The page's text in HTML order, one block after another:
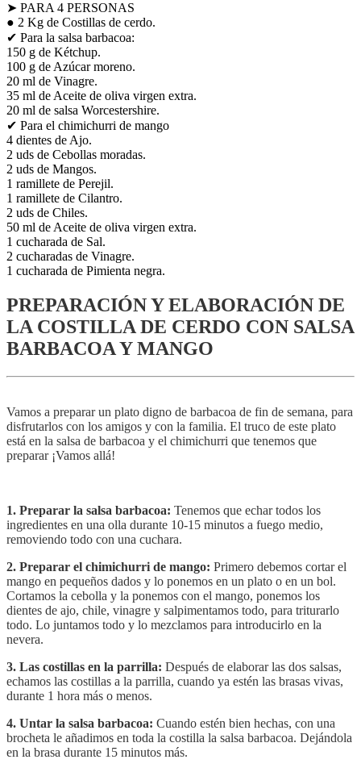
➤ PARA 4 PERSONAS
● 2 Kg de Costillas de cerdo.
✔ Para la salsa barbacoa:
150 g de Kétchup.
100 g de Azúcar moreno.
20 ml de Vinagre.
35 ml de Aceite de oliva virgen extra.
20 ml de salsa Worcestershire.
✔ Para el chimichurri de mango
4 dientes de Ajo.
2 uds de Cebollas moradas.
2 uds de Mangos.
1 ramillete de Perejil.
1 ramillete de Cilantro.
2 uds de Chiles.
50 ml de Aceite de oliva virgen extra.
1 cucharada de Sal.
2 cucharadas de Vinagre.
1 cucharada de Pimienta negra.
PREPARACIÓN Y ELABORACIÓN DE
LA COSTILLA DE CERDO CON SALSA
BARBACOA Y MANGO
Vamos a preparar un plato digno de barbacoa de fin de semana, para
disfrutarlos con los amigos y con la familia. El truco de este plato
está en la salsa de barbacoa y el chimichurri que tenemos que
preparar ¡Vamos allá!
1. Preparar la salsa barbacoa: Tenemos que echar todos los
ingredientes en una olla durante 10-15 minutos a fuego medio,
removiendo todo con una cuchara.
2. Preparar el chimichurri de mango: Primero debemos cortar el
mango en pequeños dados y lo ponemos en un plato o en un bol.
Cortamos la cebolla y la ponemos con el mango, ponemos los
dientes de ajo, chile, vinagre y salpimentamos todo, para triturarlo
todo. Lo juntamos todo y lo mezclamos para introducirlo en la
nevera.
3. Las costillas en la parrilla: Después de elaborar las dos salsas,
echamos las costillas a la parrilla, cuando ya estén las brasas vivas,
durante 1 hora más o menos.
4. Untar la salsa barbacoa: Cuando estén bien hechas, con una
brocheta le añadimos en toda la costilla la salsa barbacoa. Dejándola
en la brasa durante 15 minutos más.